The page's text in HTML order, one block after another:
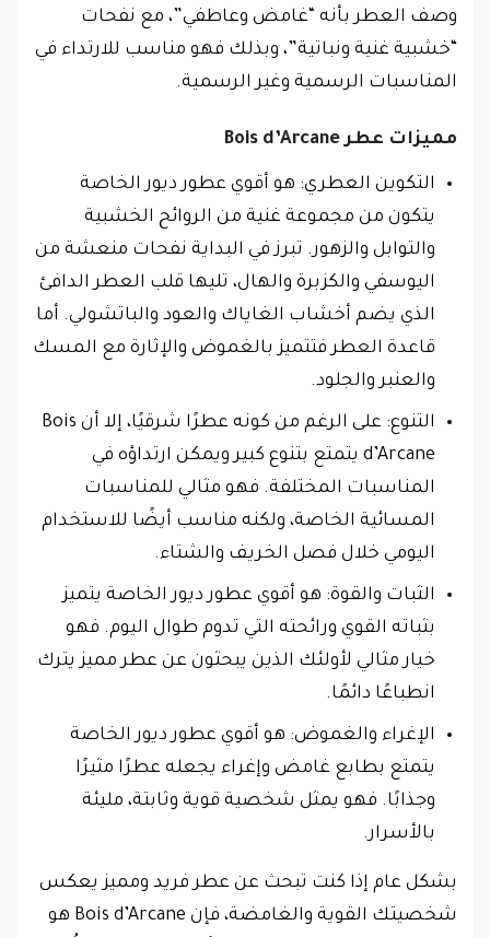
وصف العطر بأنه “غامض وعاطفي”، مع نفحات
“خشبية غنية ونباتية”، وبذلك فهو مناسب للارتداء في
المناسبات الرسمية وغير الرسمية.
مميزات عطر Bois d’Arcane
التكوين العطري: هو أقوي عطور ديور الخاصة
يتكون من مجموعة غنية من الروائح الخشبية
والتوابل والزهور. تبرز في البداية نفحات منعشة من
اليوسفي والكزبرة والهال، تليها قلب العطر الدافئ
الذي يضم أخشاب الغاياك والعود والباتشولي. أما
قاعدة العطر فتتميز بالغموض والإثارة مع المسك
والعنبر والجلود.
التنوع: على الرغم من كونه عطرًا شرقيًا، إلا أن Bois
d’Arcane يتمتع بتنوع كبير ويمكن ارتداؤه في
المناسبات المختلفة. فهو مثالي للمناسبات
المسائية الخاصة، ولكنه مناسب أيضًا للاستخدام
اليومي خلال فصل الخريف والشتاء.
الثبات والقوة: هو أقوي عطور ديور الخاصة يتميز
بثباته القوي ورائحته التي تدوم طوال اليوم. فهو
خيار مثالي لأولئك الذين يبحثون عن عطر مميز يترك
انطباعًا دائمًا.
الإغراء والغموض: هو أقوي عطور ديور الخاصة
يتمتع بطابع غامض وإغراء يجعله عطرًا مثيرًا
وجذابًا. فهو يمثل شخصية قوية وثابتة، مليئة
بالأسرار.
بشكل عام إذا كنت تبحث عن عطر فريد ومميز يعكس
شخصيتك القوية والغامضة، فإن Bois d’Arcane هو